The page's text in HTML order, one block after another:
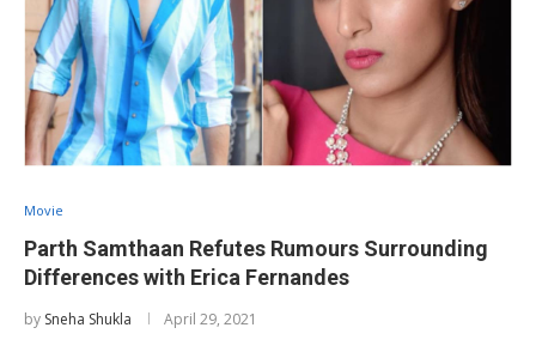
Movie
Parth Samthaan Refutes Rumours Surrounding
Differences with Erica Fernandes
by Sneha Shukla April 29, 2021